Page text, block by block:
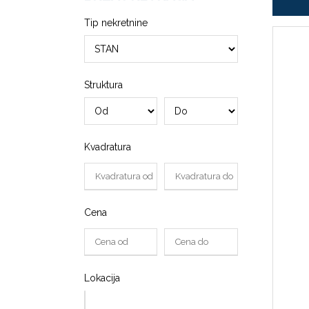
Tip nekretnine
Struktura
Kvadratura
Cena
Lokacija